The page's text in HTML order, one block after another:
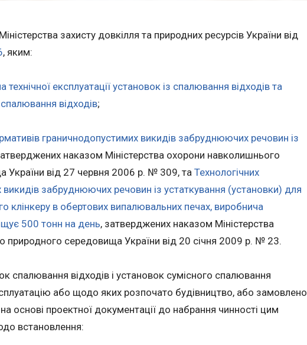
захисту довкілля та природних ресурсів України від
, яким:
технічної експлуатації установок із спалювання відходів та
відходів;
граничнодопустимих викидів забруднюючих речовин із
наказом Міністерства охорони навколишнього
України від 27 червня 2006 р. № 309, та Технологічних
забруднюючих речовин із устаткування (установки) для
клінкеру в обертових випалювальних печах, виробнича
500 тонн на день, затверджених наказом Міністерства
природного середовища України від 20 січня 2009 р. № 23.
спалювання відходів і установок сумісного спалювання
або щодо яких розпочато будівництво, або замовлено
основі проектної документації до набрання чинності цим
встановлення: